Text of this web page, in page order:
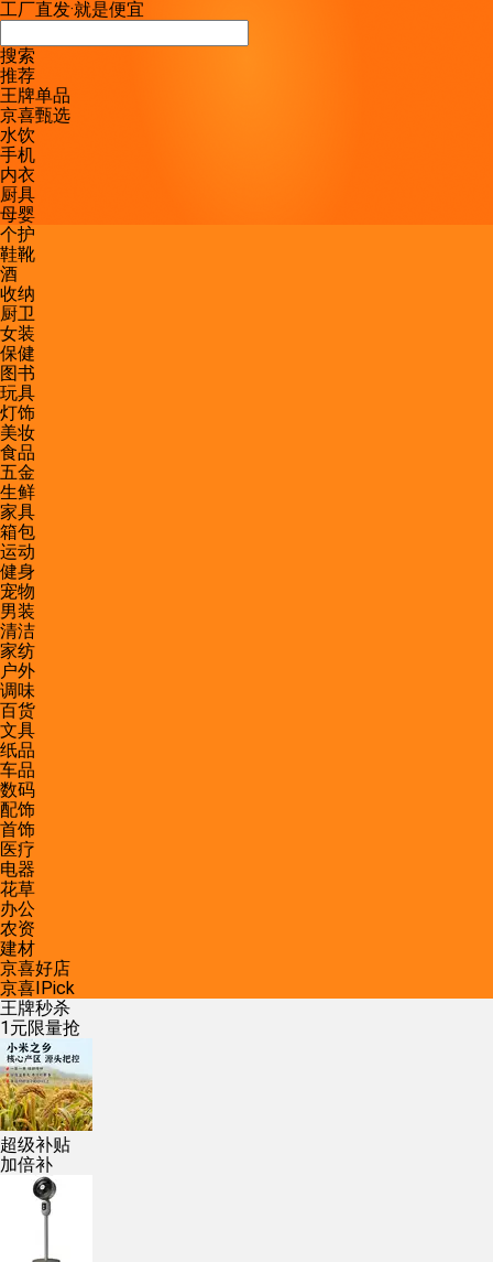
工厂直发·就是便宜
搜索
推荐
王牌单品
京喜甄选
水饮
手机
内衣
厨具
母婴
个护
鞋靴
酒
收纳
厨卫
女装
保健
图书
玩具
灯饰
美妆
食品
五金
生鲜
家具
箱包
运动
健身
宠物
男装
清洁
家纺
户外
调味
百货
文具
纸品
车品
数码
配饰
首饰
医疗
电器
花草
办公
农资
建材
京喜好店
京喜IPick
王牌秒杀
1元限量抢
超级补贴
加倍补